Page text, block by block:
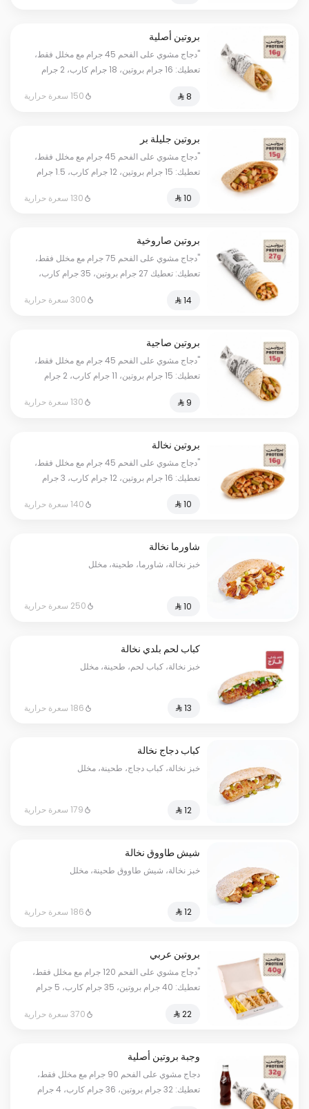
بروتين أصلية
"دجاج مشوي على الفحم 45 جرام مع مخلل فقط،
تعطيك: 16 جرام بروتين، 18 جرام كارب، 2 جرام
وموثقة بفحص مختبر معتمد؛ كل وانت مرتاح."
150 سعرة حرارية
بروتين جليلة بر
"دجاج مشوي على الفحم 45 جرام مع مخلل فقط،
تعطيك: 15 جرام بروتين، 12 جرام كارب، 1.5 جرام
وموثقة بفحص مختبر معتمد؛ كل وانت مرتاح."
130 سعرة حرارية
بروتين صاروخية
"دجاج مشوي على الفحم 75 جرام مع مخلل فقط،
تعطيك: تعطيك 27 جرام بروتين، 35 جرام كارب،
حقيقية وموثقة بفحص مختبر معتمد؛ كل وانت
⁨⁦‪‬ 14⁩ 300 سعرة حرارية
بروتين صاجية
"دجاج مشوي على الفحم 45 جرام مع مخلل فقط،
تعطيك: 15 جرام بروتين، 11 جرام كارب، 2 جرام
وموثقة بفحص مختبر معتمد؛ كل وانت مرتاح."
130 سعرة حرارية
بروتين نخالة
"دجاج مشوي على الفحم 45 جرام مع مخلل فقط،
تعطيك: 16 جرام بروتين، 12 جرام كارب، 3 جرام
وموثقة بفحص مختبر معتمد؛ كل وانت مرتاح."
140 سعرة حرارية
شاورما نخالة
خبز نخالة، شاورما، طحينة، مخلل
250 سعرة حرارية
كباب لحم بلدي نخالة
خبز نخالة، كباب لحم، طحينة، مخلل
186 سعرة حرارية
كباب دجاج نخالة
خبز نخالة، كباب دجاج، طحينة، مخلل
⁨⁦‪‬ 12⁩ 179 سعرة حرارية
شيش طاووق نخالة
خبز نخالة، شيش طاووق طحينة، مخلل
⁨⁦‪‬ 12⁩ 186 سعرة حرارية
بروتين عربي
"دجاج مشوي على الفحم 120 جرام مع مخلل فقط،
تعطيك: 40 جرام بروتين، 35 جرام كارب، 5 جرام
وموثقة بفحص مختبر معتمد؛ كل وانت مرتاح.
⁨⁦‪‬ 22⁩ 370 سعرة حرارية
وجبة بروتين أصلية
دجاج مشوي على الفحم 90 جرام مع مخلل فقط،
تعطيك: 32 جرام بروتين، 36 جرام كارب، 4 جرام